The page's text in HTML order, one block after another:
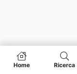
Home Ricerca